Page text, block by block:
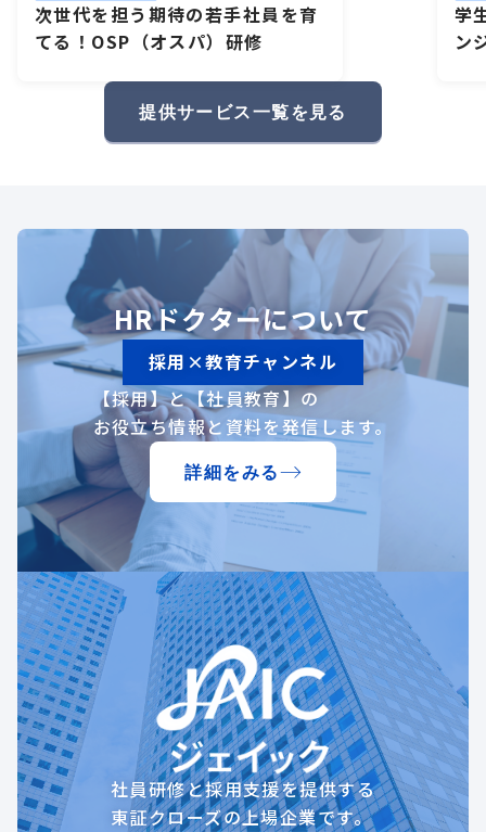
次世代を担う期待の若手社員を育
てる！OSP（オスパ）研修
学
ン
提供サービス一覧を見る
HRドクターについて
採用×教育チャンネル
【採用】と【社員教育】の
お役立ち情報と資料を発信します。
詳細をみる
社員研修と採用支援を提供する
東証クローズの上場企業です。